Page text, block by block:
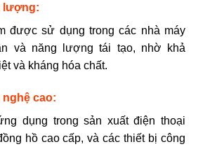
lượng:
được sử dụng trong các nhà máy
và năng lượng tái tạo, nhờ khả
và kháng hóa chất.
nghệ cao:
dụng trong sản xuất điện thoại
hồ cao cấp, và các thiết bị công